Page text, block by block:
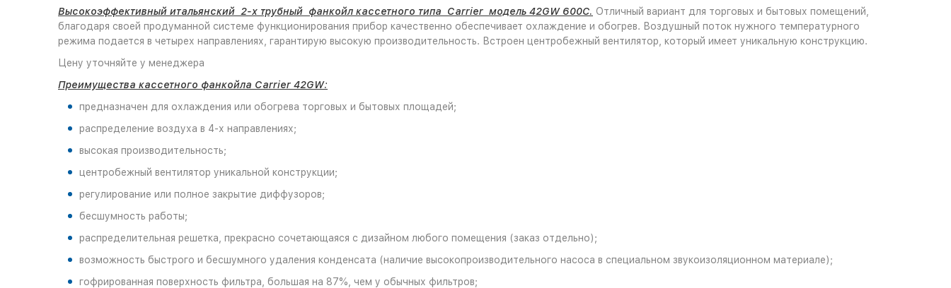
Высокоэффективный итальянский 2-х трубный фанкойл кассетного типа Carrier модель 42GW 600С. Отличный вариант для торговых и бытовых помещений,
благодаря своей продуманной системе функционирования прибор качественно обеспечивает охлаждение и обогрев. Воздушный поток нужного температурного
режима подается в четырех направлениях, гарантирую высокую производительность. Встроен центробежный вентилятор, который имеет уникальную конструкцию.
Цену уточняйте у менеджера
Преимущества кассетного фанкойла Carrier 42GW:
предназначен для охлаждения или обогрева торговых и бытовых площадей;
распределение воздуха в 4-х направлениях;
высокая производительность;
центробежный вентилятор уникальной конструкции;
регулирование или полное закрытие диффузоров;
бесшумность работы;
распределительная решетка, прекрасно сочетающаяся с дизайном любого помещения (заказ отдельно);
возможность быстрого и бесшумного удаления конденсата (наличие высокопроизводительного насоса в специальном звукоизоляционном материале);
гофрированная поверхность фильтра, большая на 87%, чем у обычных фильтров;